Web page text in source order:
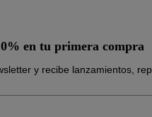
en tu primera compra
y recibe lanzamientos,